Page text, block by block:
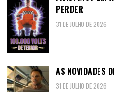
PERDER
31 DE JULHO DE 2026
AS NOVIDADES
31 DE JULHO DE 2026